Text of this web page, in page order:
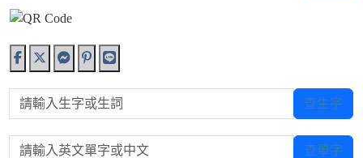
請輸入生字或生詞 查生字
請輸入英文單字或中文 查單字